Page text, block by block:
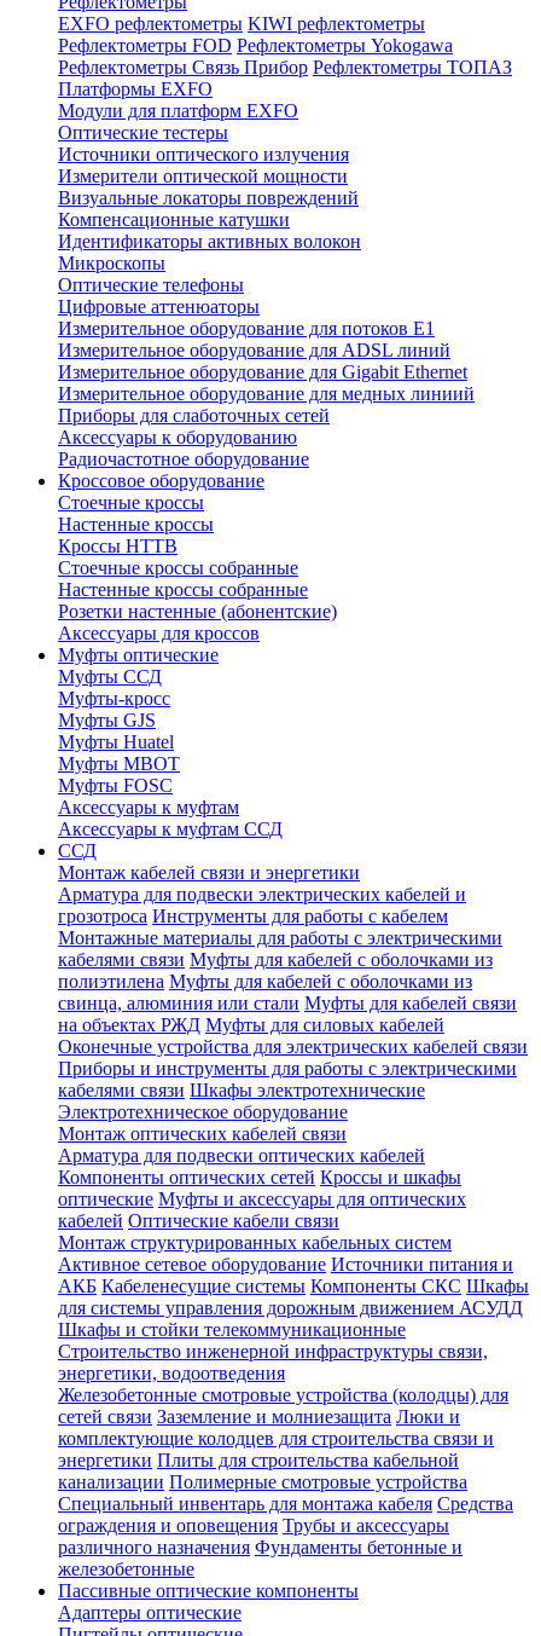
EXFO рефлектометры KIWI рефлектометры
Рефлектометры FOD Рефлектометры Yokogawa
Рефлектометры Связь Прибор Рефлектометры ТОПАЗ
Платформы EXFO
Модули для платформ EXFO
Оптические тестеры
Источники оптического излучения
Измерители оптической мощности
Визуальные локаторы повреждений
Компенсационные катушки
Идентификаторы активных волокон
Микроскопы
Оптические телефоны
Цифровые аттенюаторы
Измерительное оборудование для потоков Е1
Измерительное оборудование для ADSL линий
Измерительное оборудование для Gigabit Ethernet
Измерительное оборудование для медных линиий
Приборы для слаботочных сетей
Аксессуары к оборудованию
Радиочастотное оборудование
Кроссовое оборудование
Стоечные кроссы
Настенные кроссы
Кроссы HTTB
Стоечные кроссы собранные
Настенные кроссы собранные
Розетки настенные (абонентские)
Аксессуары для кроссов
Муфты оптические
Муфты ССД
Муфты-кросс
Муфты GJS
Муфты Huatel
Муфты МВОТ
Муфты FOSC
Аксессуары к муфтам
Аксессуары к муфтам ССД
ССД
Монтаж кабелей связи и энергетики
Арматура для подвески электрических кабелей и
грозотроса Инструменты для работы с кабелем
Монтажные материалы для работы с электрическими
кабелями связи Муфты для кабелей с оболочками из
полиэтилена Муфты для кабелей с оболочками из
свинца, алюминия или стали Муфты для кабелей связи
на объектах РЖД Муфты для силовых кабелей
Оконечные устройства для электрических кабелей связи
Приборы и инструменты для работы с электрическими
кабелями связи Шкафы электротехнические
Электротехническое оборудование
Монтаж оптических кабелей связи
Арматура для подвески оптических кабелей
Компоненты оптических сетей Кроссы и шкафы
оптические Муфты и аксессуары для оптических
кабелей Оптические кабели связи
Монтаж структурированных кабельных систем
Активное сетевое оборудование Источники питания и
АКБ Кабеленесущие системы Компоненты СКС Шкафы
для системы управления дорожным движением АСУДД
Шкафы и стойки телекоммуникационные
Строительство инженерной инфраструктуры связи,
энергетики, водоотведения
Железобетонные смотровые устройства (колодцы) для
сетей связи Заземление и молниезащита Люки и
комплектующие колодцев для строительства связи и
энергетики Плиты для строительства кабельной
канализации Полимерные смотровые устройства
Специальный инвентарь для монтажа кабеля Средства
ограждения и оповещения Трубы и аксессуары
различного назначения Фундаменты бетонные и
железобетонные
Пассивные оптические компоненты
Адаптеры оптические